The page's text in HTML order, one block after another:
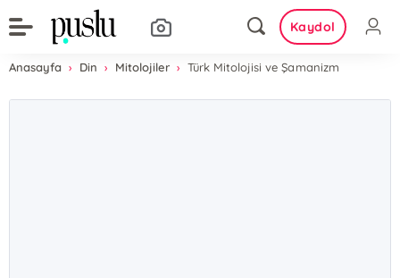
Kaydol
Anasayfa Din Mitolojiler Türk Mitolojisi ve Şamanizm